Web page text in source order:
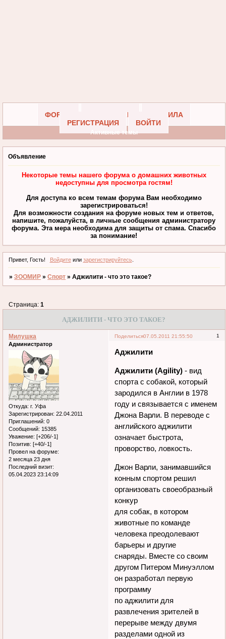
ФОРУМ УЧАСТНИКИ
ПРАВИЛА
РЕГИСТРАЦИЯ
ВОЙТИ
Активные темы
Объявление
Некоторые темы нашего форума о домашних животных
недоступны для просмотра гостям!
Для доступа ко всем темам форума Вам необходимо
зарегистрироваться!
Для возможности создания на форуме новых тем и ответов,
напишите, пожалуйста, в личные сообщения администратору
форума. Эта мера необходима для защиты от спама. Спасибо
за понимание!
Привет, Гость! Войдитеили зарегистрируйтесь.
»ЗООМИР »Спорт »Аджилити - что это такое?
АДЖИЛИТИ - ЧТО ЭТО ТАКОЕ?
Страница:1
Поделиться 1
07.05.2011 21:55:50
Милушка
Администратор
Откуда: г. Уфа
Зарегистрирован: 22.04.2011
Приглашений: 0
Сообщений: 15385
Уважение: [+206/-1]
Позитив: [+40/-1]
Провел на форуме:
2 месяца 23 дня
Последний визит:
05.04.2023 23:14:09
Аджилити
Аджилити (Agility) - вид
спорта с собакой, который
зародился в Англии в 1978
году и связывается с именем
Джона Варли. В переводе с
английского аджилити
означает быстрота,
проворство, ловкость.
Джон Варли, занимавшийся
конным спортом решил
организовать своеобразный
конкур
для собак, в котором
животные по команде
человека преодолевают
барьеры и другие
снаряды. Вместе со своим
другом Питером Минуэллом
он разработал первую
программу
по аджилити для
развлечения зрителей в
перерыве между двумя
разделами одной из